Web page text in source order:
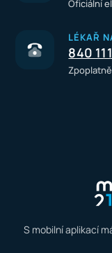
Oficiální
LÉKAŘ
840
S mobilní aplikací